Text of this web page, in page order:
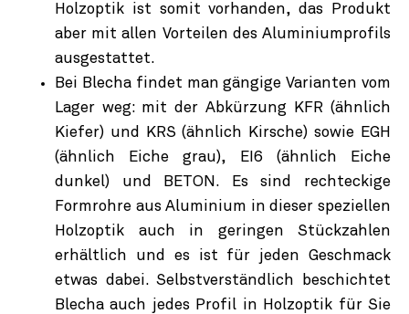
Holzoptik ist somit vorhanden, das Produkt
aber mit allen Vorteilen des Aluminiumprofils
ausgestattet.
Bei Blecha findet man gängige Varianten vom
Lager weg: mit der Abkürzung KFR (ähnlich
Kiefer) und KRS (ähnlich Kirsche) sowie EGH
(ähnlich Eiche grau), EI6 (ähnlich Eiche
dunkel) und BETON. Es sind rechteckige
Formrohre aus Aluminium in dieser speziellen
Holzoptik auch in geringen Stückzahlen
erhältlich und es ist für jeden Geschmack
etwas dabei. Selbstverständlich beschichtet
Blecha auch jedes Profil in Holzoptik für Sie